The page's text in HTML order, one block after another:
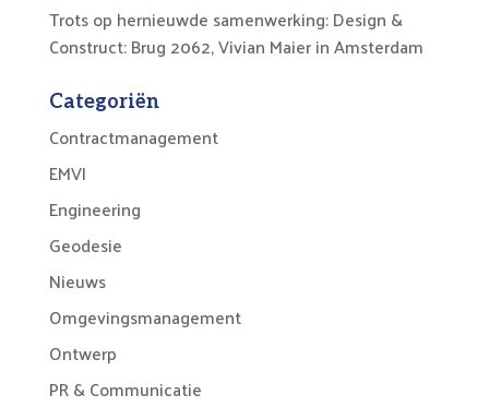
Trots op hernieuwde samenwerking: Design &
Construct: Brug 2062, Vivian Maier in Amsterdam
Categoriën
Contractmanagement
EMVI
Engineering
Geodesie
Nieuws
Omgevingsmanagement
Ontwerp
PR & Communicatie